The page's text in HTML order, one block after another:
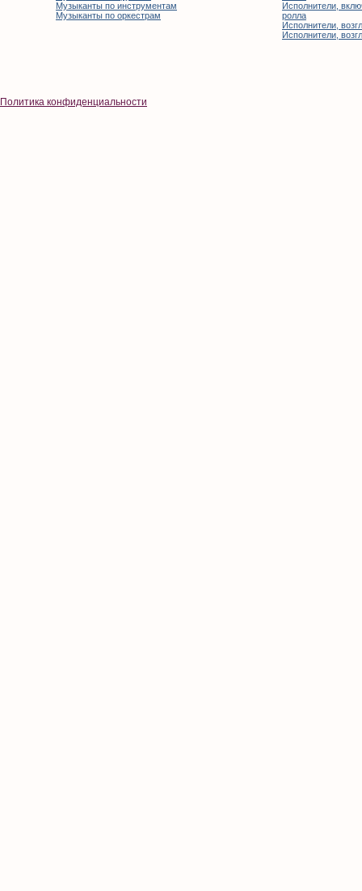
Музыканты по инструментам
Музыканты по оркестрам
Исполнители,
ролла
Исполнители,
Исполнители,
Политика конфиденциальности